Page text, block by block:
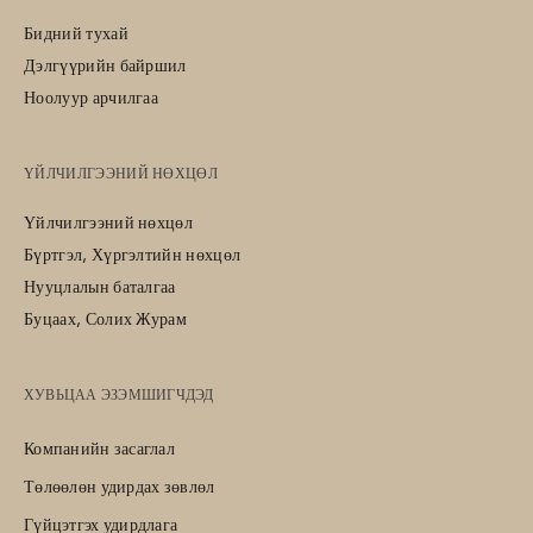
Бидний тухай
Дэлгүүрийн байршил
Ноолуур арчилгаа
ҮЙЛЧИЛГЭЭНИЙ НӨХЦӨЛ
Үйлчилгээний нөхцөл
Бүртгэл, Хүргэлтийн нөхцөл
Нууцлалын баталгаа
Буцаах, Солих Журам
ХУВЬЦАА ЭЗЭМШИГЧДЭД
Компанийн засаглал
Төлөөлөн удирдах зөвлөл
Гүйцэтгэх удирдлага